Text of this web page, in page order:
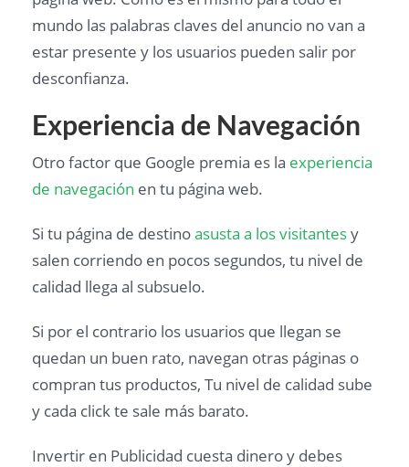
mundo las palabras claves del anuncio no van a
estar presente y los usuarios pueden salir por
desconfianza.
Experiencia de Navegación
Otro factor que Google premia es la experiencia
de navegación en tu página web.
Si tu página de destinoasusta a los visitantesy
salen corriendo en pocos segundos, tu nivel de
calidad llega al subsuelo.
Si por el contrario los usuarios que llegan se
quedan un buen rato, navegan otras páginas o
compran tus productos, Tu nivel de calidad sube
y cada click te sale más barato.
Invertir en Publicidad cuesta dinero y debes